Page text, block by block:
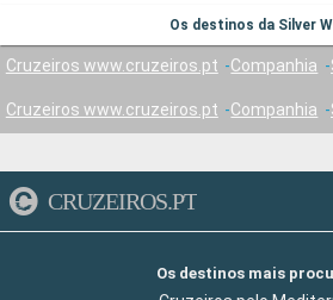
Os destinos da Silver
Cruzeiros www.cruzeiros.pt Companhia
Cruzeiros www.cruzeiros.pt Companhia
CRUZEIROS.PT
Os destinos mais